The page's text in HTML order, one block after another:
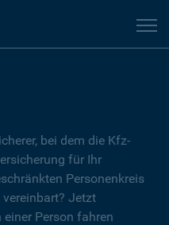
bei dem die Kfz-
für Ihr
Personenkreis
vereinbart? Jetzt
Person fahren